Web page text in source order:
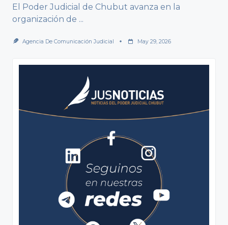
El Poder Judicial de Chubut avanza en la
organización de ...
Agencia De Comunicación Judicial May 29, 2026